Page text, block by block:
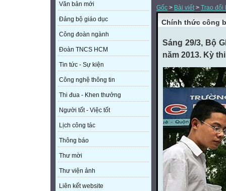
Văn bản mới
Đảng bộ giáo dục
Công đoàn ngành
Đoàn TNCS HCM
Tin tức - Sự kiện
Công nghệ thông tin
Thi đua - Khen thưởng
Người tốt - Việc tốt
Lịch công tác
Thông báo
Thư mời
Thư viện ảnh
Liên kết website
Gốc > Bài viết> Trao đổi
Chính thức công
Sáng 29/3, Bộ
năm 2013. Kỳ